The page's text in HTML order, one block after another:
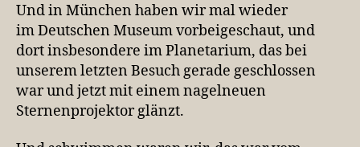
Und in München haben wir mal wieder
im Deutschen Museum vorbeigeschaut, und
dort insbesondere im Planetarium, das bei
unserem letzten Besuch gerade geschlossen
war und jetzt mit einem nagelneuen
Sternenprojektor glänzt.